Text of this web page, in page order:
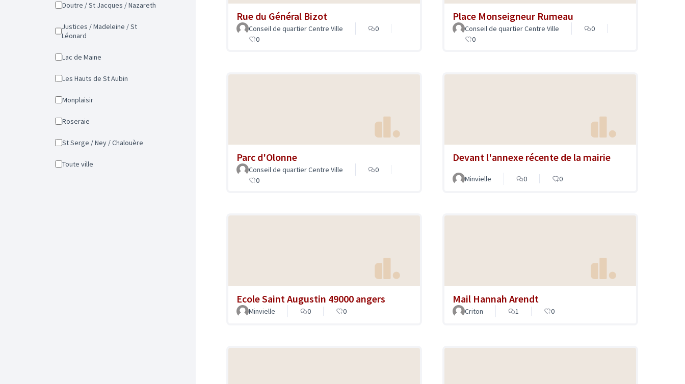
Doutre / St Jacques / Nazareth
Justices / Madeleine / St
Léonard
Lac de Maine
Les Hauts de St Aubin
Monplaisir
Roseraie
St Serge / Ney / Chalouère
Toute ville
Rue du Général Bizot
Conseil de quartier Centre Ville
0
0
Place Monseigneur Rumeau
Conseil de quartier Centre Ville
0
0
Parc d'Olonne
Conseil de quartier Centre Ville
0
0
Devant l'annexe récente de la mairie
Minvielle 0 0
Ecole Saint Augustin 49000 angers
Minvielle 0 0
Mail Hannah Arendt
Criton 1 0